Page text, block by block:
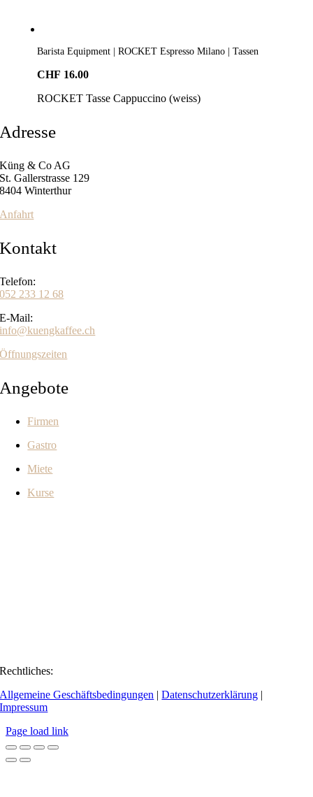
Barista Equipment | ROCKET Espresso Milano | Tassen
CHF 16.00
ROCKET Tasse Cappuccino (weiss)
Adresse
Küng & Co AG
St. Gallerstrasse 129
8404 Winterthur
Anfahrt
Kontakt
Telefon:
052 233 12 68
E-Mail:
info@kuengkaffee.ch
Öffnungszeiten
Angebote
Firmen
Gastro
Miete
Kurse
Rechtliches:
Allgemeine Geschäftsbedingungen |Datenschutzerklärung |
Impressum
Page load link